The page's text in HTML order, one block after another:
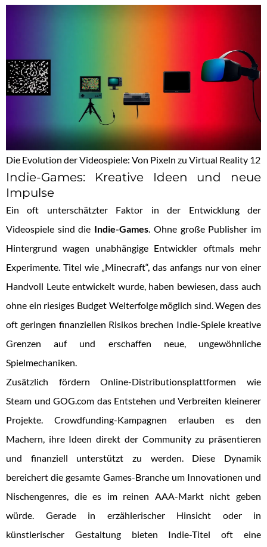
Die Evolution der Videospiele: Von Pixeln zu Virtual Reality 12
Indie-Games: Kreative Ideen und neue
Impulse
Ein oft unterschätzter Faktor in der Entwicklung der
Videospiele sind die Indie-Games. Ohne große Publisher im
Hintergrund wagen unabhängige Entwickler oftmals mehr
Experimente. Titel wie „Minecraft“, das anfangs nur von einer
Handvoll Leute entwickelt wurde, haben bewiesen, dass auch
ohne ein riesiges Budget Welterfolge möglich sind. Wegen des
oft geringen finanziellen Risikos brechen Indie-Spiele kreative
Grenzen auf und erschaffen neue, ungewöhnliche
Spielmechaniken.
Zusätzlich fördern Online-Distributionsplattformen wie
Steam und GOG.com das Entstehen und Verbreiten kleinerer
Projekte. Crowdfunding-Kampagnen erlauben es den
Machern, ihre Ideen direkt der Community zu präsentieren
und finanziell unterstützt zu werden. Diese Dynamik
bereichert die gesamte Games-Branche um Innovationen und
Nischengenres, die es im reinen AAA-Markt nicht geben
würde. Gerade in erzählerischer Hinsicht oder in
künstlerischer Gestaltung bieten Indie-Titel oft eine